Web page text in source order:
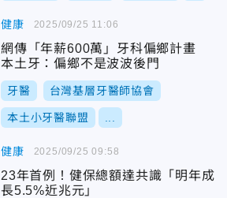
健康
網傳「年薪600萬」牙科偏鄉計畫
本土牙：偏鄉不是波波後門
牙醫 台灣基層牙醫師協會
本土小牙醫聯盟
2025/09/25 11:06
健康
23年首例！健保總額達共識「明年成
長5.5%近兆元」
2025/09/25 09:58